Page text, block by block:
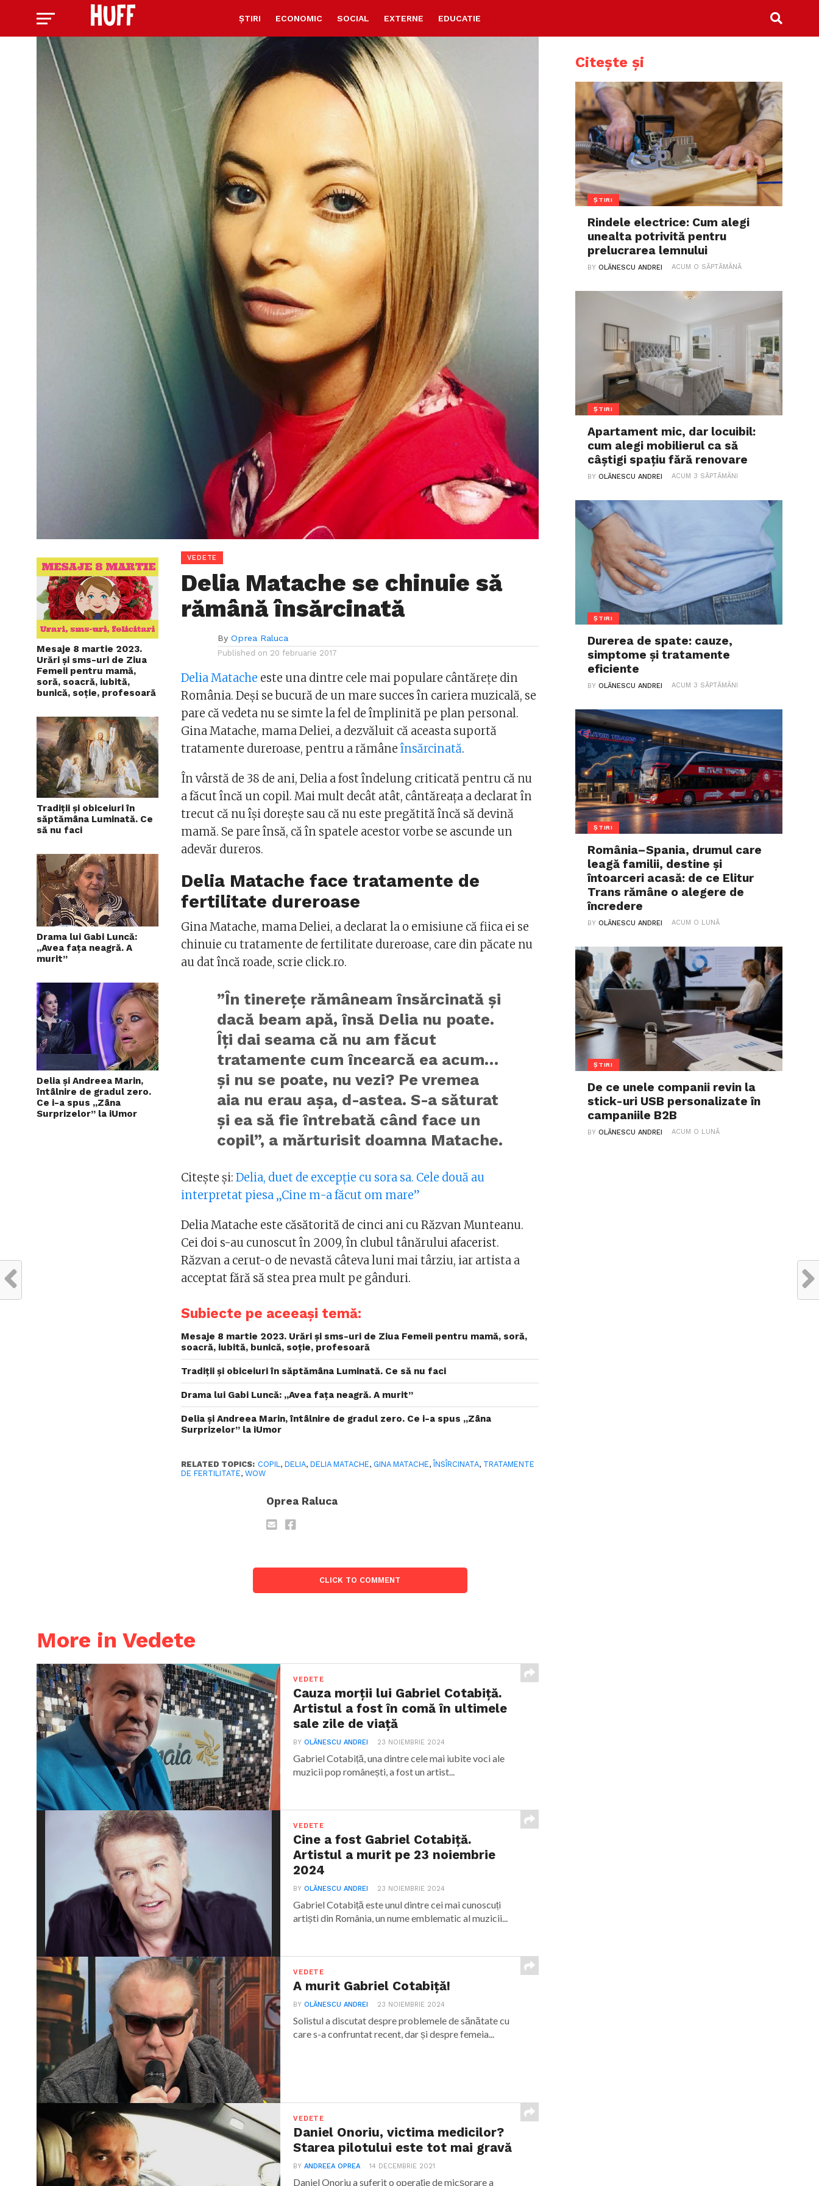
ȘTIRI ECONOMIC SOCIAL EXTERNE EDUCATIE
Mesaje 8 martie 2023.
Urări și sms-uri de Ziua
Femeii pentru mamă,
soră, soacră, iubită,
bunică, soție, profesoară
Tradiții și obiceiuri în
săptămâna Luminată. Ce
să nu faci
Drama lui Gabi Luncă:
„Avea faţa neagră. A
murit”
Delia și Andreea Marin,
întâlnire de gradul zero.
Ce i-a spus „Zâna
Surprizelor” la iUmor
VEDETE
Delia Matache se chinuie să
rămână însărcinată
By Oprea Raluca
Published on 20 februarie 2017
Delia Matache este una dintre cele mai populare cântărețe din
România. Deși se bucură de un mare succes în cariera muzicală, se
pare că vedeta nu se simte la fel de împlinită pe plan personal.
Gina Matache, mama Deliei, a dezvăluit că aceasta suportă
tratamente dureroase, pentru a rămâneînsărcinată.
În vârstă de 38 de ani, Delia a fost îndelung criticată pentru că nu
a făcut încă un copil. Mai mult decât atât, cântăreața a declarat în
trecut că nu își dorește sau că nu este pregătită încă să devină
mamă. Se pare însă, că în spatele acestor vorbe se ascunde un
adevăr dureros.
Delia Matache face tratamente de
fertilitate dureroase
Gina Matache, mama Deliei, a declarat la o emisiune că fiica ei se
chinuie cu tratamente de fertilitate dureroase, care din păcate nu
au dat încă roade, scrie click.ro.
”În tinerețe rămâneam însărcinată și
dacă beam apă, însă Delia nu poate.
Îţi dai seama că nu am făcut
tratamente cum încearcă ea acum…
şi nu se poate, nu vezi? Pe vremea
aia nu erau aşa, d-astea. S-a săturat
și ea să fie întrebată când face un
copil”, a mărturisit doamna Matache.
Citește și:Delia, duet de excepție cu sora sa. Cele două au
interpretat piesa „Cine m-a făcut om mare”
Delia Matache este căsătorită de cinci ani cu Răzvan Munteanu.
Cei doi s-au cunoscut în 2009, în clubul tânărului afacerist.
Răzvan a cerut-o de nevastă câteva luni mai târziu, iar artista a
acceptat fără să stea prea mult pe gânduri.
Subiecte pe aceeași temă:
Mesaje 8 martie 2023. Urări și sms-uri de Ziua Femeii pentru mamă, soră,
soacră, iubită, bunică, soție, profesoară
Tradiții și obiceiuri în săptămâna Luminată. Ce să nu faci
Drama lui Gabi Luncă: „Avea faţa neagră. A murit”
Delia și Andreea Marin, întâlnire de gradul zero. Ce i-a spus „Zâna
Surprizelor” la iUmor
RELATED TOPICS: COPIL,DELIA,DELIA MATACHE, GINA MATACHE,ÎNSÎRCINATA, TRATAMENTE
DE FERTILITATE,WOW
Oprea Raluca
CLICK TO COMMENT
More in Vedete
VEDETE
Cauza morții lui Gabriel Cotabiță.
Artistul a fost în comă în ultimele
sale zile de viață
BYOLĂNESCU ANDREI 23 NOIEMBRIE 2024
Gabriel Cotabiță, una dintre cele mai iubite voci ale
muzicii pop românești, a fost un artist...
VEDETE
Cine a fost Gabriel Cotabiță.
Artistul a murit pe 23 noiembrie
2024
BYOLĂNESCU ANDREI 23 NOIEMBRIE 2024
Gabriel Cotabiță este unul dintre cei mai cunoscuți
artiști din România, un nume emblematic al muzicii...
VEDETE
A murit Gabriel Cotabiță!
BYOLĂNESCU ANDREI 23 NOIEMBRIE 2024
Solistul a discutat despre problemele de sănătate cu
care s-a confruntat recent, dar și despre femeia...
VEDETE
Daniel Onoriu, victima medicilor?
Starea pilotului este tot mai gravă
BYANDREEA OPREA 14 DECEMBRIE 2021
Daniel Onoriu a suferit o operație de micșorare a
Citește și
ȘTIRI
Rindele electrice: Cum alegi
unealta potrivită pentru
prelucrarea lemnului
BYOLĂNESCU ANDREI ACUM O SĂPTĂMÂNĂ
ȘTIRI
Apartament mic, dar locuibil:
cum alegi mobilierul ca să
câștigi spațiu fără renovare
BYOLĂNESCU ANDREI ACUM 3 SĂPTĂMÂNI
ȘTIRI
Durerea de spate: cauze,
simptome și tratamente
eficiente
BYOLĂNESCU ANDREI ACUM 3 SĂPTĂMÂNI
ȘTIRI
România–Spania, drumul care
leagă familii, destine și
întoarceri acasă: de ce Elitur
Trans rămâne o alegere de
încredere
BYOLĂNESCU ANDREI ACUM O LUNĂ
ȘTIRI
De ce unele companii revin la
stick-uri USB personalizate în
campaniile B2B
BYOLĂNESCU ANDREI ACUM O LUNĂ